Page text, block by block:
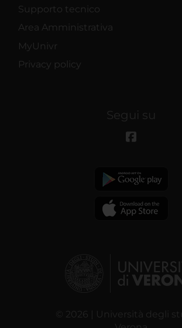
Supporto tecnico
Area Amministrativa
MyUnivr
Privacy policy
Segui su
© 2026 | Università degli